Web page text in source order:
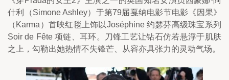
什利（Simone Ashley）于第79届戛纳电影节电影《因果》
（Karma）首映红毯上饰以Joséphine 约瑟芬高级珠宝系列
Soir de Fête 项链、耳环。刀锋工艺让钻石仿若悬浮于肌肤
之上，勾勒出她热情不失锋芒、从容亦具张力的灵动气场。